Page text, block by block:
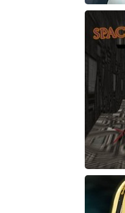
Welcome